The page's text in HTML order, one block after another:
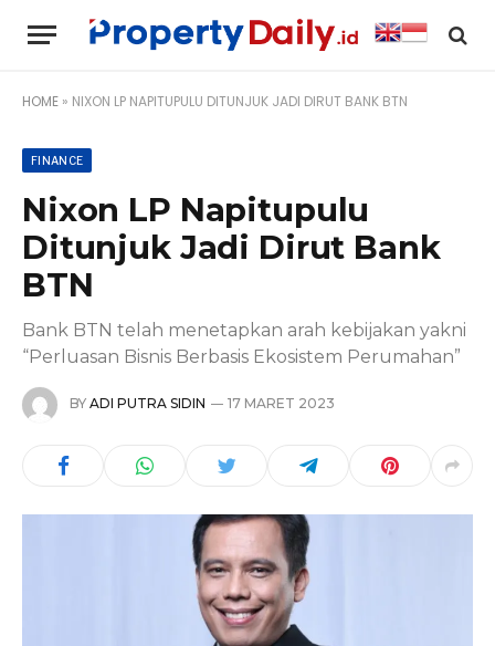
HOME » NIXON LP NAPITUPULU DITUNJUK JADI DIRUT BANK BTN
FINANCE
Nixon LP Napitupulu
Ditunjuk Jadi Dirut Bank
BTN
Bank BTN telah menetapkan arah kebijakan yakni
“Perluasan Bisnis Berbasis Ekosistem Perumahan”
BY ADI PUTRA SIDIN 17 MARET 2023